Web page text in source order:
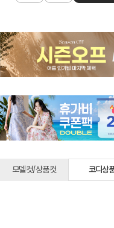
모델컷/상품컷 코디상